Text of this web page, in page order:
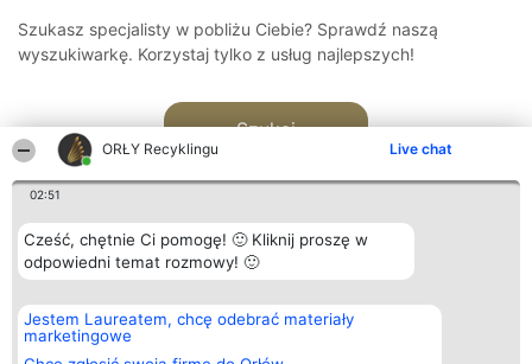
ORŁY Recyklingu Live chat
02:51
Cześć, chętnie Ci pomogę! 🙂 Kliknij proszę w
odpowiedni temat rozmowy! 🙂
Jestem Laureatem, chcę odebrać materiały
marketingowe
Szukasz specjalisty w pobliżu Ciebie? Sprawdź naszą
wyszukiwarkę. Korzystaj tylko z usług najlepszych!
Szukaj
Organizator plebiscytu
Bright Side Solutions sp. z o.
o. sp. k.
ul. Ruska 22
Plebiscyt
Laureaci
wszystkich
Kontakt
Kontakt